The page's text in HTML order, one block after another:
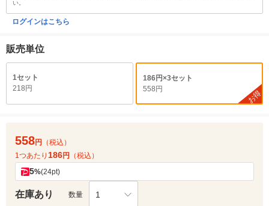
い。
ログインはこちら
販売単位
1セット
218円
186円×3セット
558円
お得
558円
（税込）
1つあたり 186円 （税込）
5%(24pt)
在庫あり 数量 1